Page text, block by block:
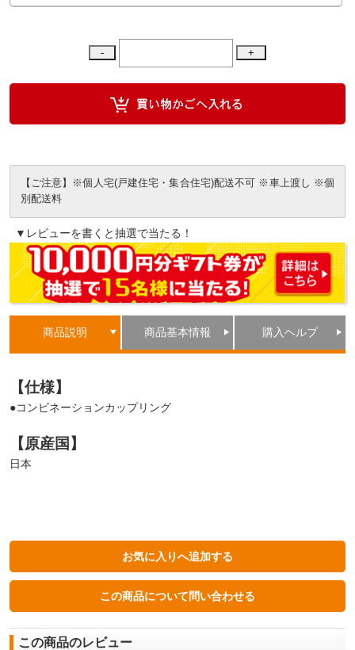
【ご注意】※個人宅(戸建住宅・集合住宅)配送不可 ※車上渡し ※個
別配送料
▼レビューを書くと抽選で当たる！
商品説明 商品基本情報 購入ヘルプ
【仕様】
●コンビネーションカップリング
【原産国】
日本
この商品のレビュー